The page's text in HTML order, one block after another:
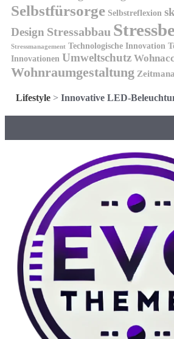
Selbstfürsorge Selbstreflexion
Design Stressabbau
Stressmanagement Technologische Innovation
Innovationen Umweltschutz
Wohnraumgestaltung
Lifestyle > Innovative LED-